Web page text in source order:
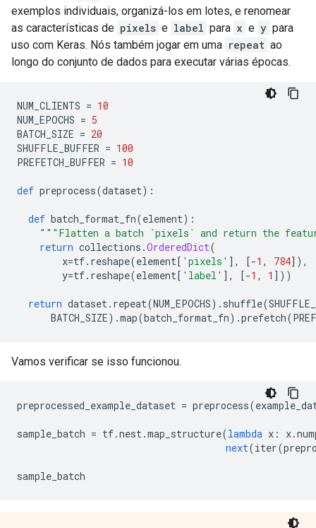
exemplos individuais, organizá-los em lotes, e renomear
as características de pixels e label para x e y para
uso com Keras. Nós também jogar em uma repeat ao
longo do conjunto de dados para executar várias épocas.
NUM_CLIENTS = 10
NUM_EPOCHS = 5
BATCH_SIZE = 20
SHUFFLE_BUFFER = 100
PREFETCH_BUFFER = 10
def preprocess(dataset):
def batch_format_fn(element):
"""Flatten a batch `pixels` and return the
return collections .OrderedDict(
x=tf. reshape(element[ 'pixels' ], [-1 , 784]),
y=tf. reshape(element[ 'label' ], [-1 , 1 ]))
return dataset. repeat(NUM_EPOCHS). shuffle(
BATCH_SIZE).map(batch_format_fn).prefetch(
Vamos verificar se isso funcionou.
preprocessed_example_dataset = preprocess(
sample_batch = tf.nest.map_structure(lambda x : x.
next(iter(
sample_batch